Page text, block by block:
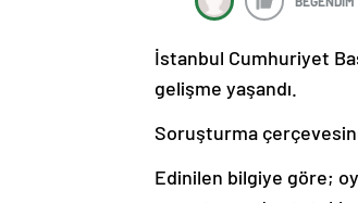
gelişme yaşandı.
soruşturmadan tutuklu